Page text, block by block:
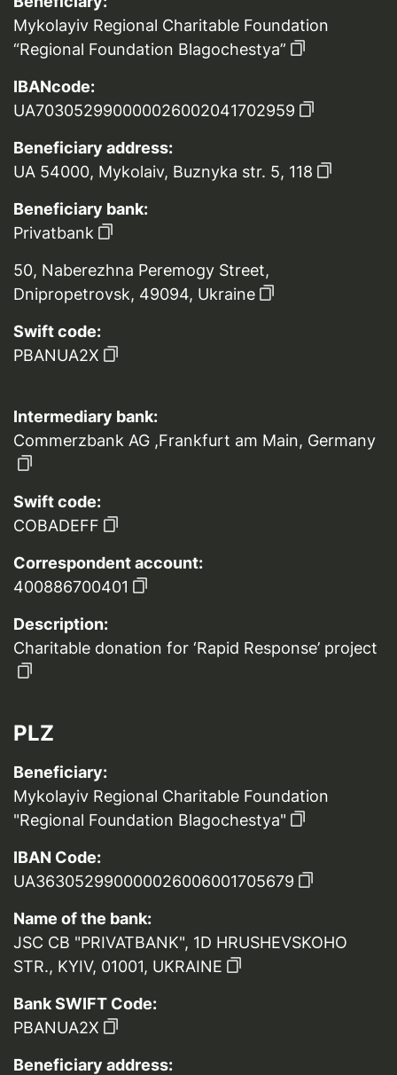
Mykolayiv Regional Charitable Foundation
“Regional Foundation Blagochestya”
IBANcode:
UA703052990000026002041702959
Beneficiary address:
UA 54000, Mykolaiv, Buznyka str. 5, 118
Beneficiary bank:
Privatbank
50, Naberezhna Peremogy Street,
Dnipropetrovsk, 49094, Ukraine
Swift code:
PBANUA2X
Intermediary bank:
Commerzbank AG ,Frankfurt am Main, Germany
Swift code:
COBADEFF
Correspondent account:
400886700401
Description:
Charitable donation for ‘Rapid Response’ project
PLZ
Beneficiary:
Mykolayiv Regional Charitable Foundation
"Regional Foundation Blagochestya"
IBAN Code:
UA363052990000026006001705679
Name of the bank:
JSC CB "PRIVATBANK", 1D HRUSHEVSKOHO
STR., KYIV, 01001, UKRAINE
Bank SWIFT Code:
PBANUA2X
Beneficiary address: